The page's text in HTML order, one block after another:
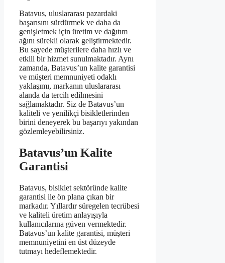
Batavus, uluslararası pazardaki
başarısını sürdürmek ve daha da
genişletmek için üretim ve dağıtım
ağını sürekli olarak geliştirmektedir.
Bu sayede müşterilere daha hızlı ve
etkili bir hizmet sunulmaktadır. Aynı
zamanda, Batavus’un kalite garantisi
ve müşteri memnuniyeti odaklı
yaklaşımı, markanın uluslararası
alanda da tercih edilmesini
sağlamaktadır. Siz de Batavus’un
kaliteli ve yenilikçi bisikletlerinden
birini deneyerek bu başarıyı yakından
gözlemleyebilirsiniz.
Batavus’un Kalite
Garantisi
Batavus, bisiklet sektöründe kalite
garantisi ile ön plana çıkan bir
markadır. Yıllardır süregelen tecrübesi
ve kaliteli üretim anlayışıyla
kullanıcılarına güven vermektedir.
Batavus’un kalite garantisi, müşteri
memnuniyetini en üst düzeyde
tutmayı hedeflemektedir.